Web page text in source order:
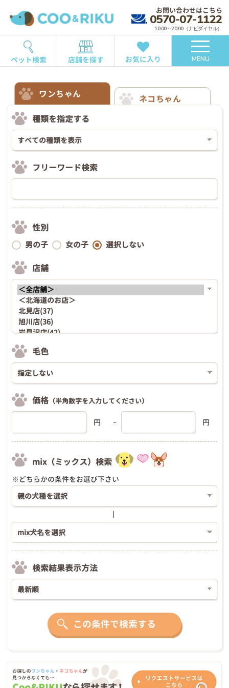
お問い合わせはこちら
0570-07-1122
10:00～20:00（ナビダイヤル）
ペット検索 店舗を探す お気に入り MENU
ワンちゃん
ネコちゃん
種類を指定する
フリーワード検索
性別
男の子 女の子 選択しない
店舗
毛色
価格 （半角数字を入力してください）
円 円
mix（ミックス）検索
※どちらかの条件をお選び下さい
検索結果表示方法
この条件で検索する